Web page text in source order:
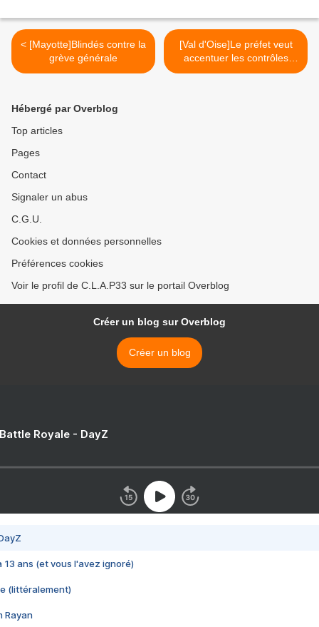
< [Mayotte]Blindés contre la
grève générale
[Val d'Oise]Le préfet veut
accentuer les contrôles
policiers >
Hébergé par Overblog
Top articles
Pages
Contact
Signaler un abus
C.G.U.
Cookies et données personnelles
Préférences cookies
Voir le profil de C.L.A.P33 sur le portail Overblog
Créer un blog sur Overblog
Créer un blog
Royale - DayZ
13 ans (et vous l'avez ignoré)
(littéralement)
Rayan